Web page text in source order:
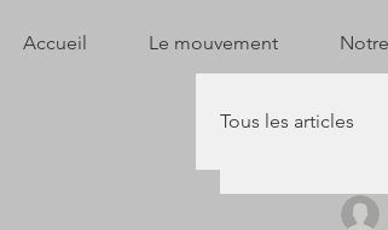
Accueil Le mouvement
Tous les articles